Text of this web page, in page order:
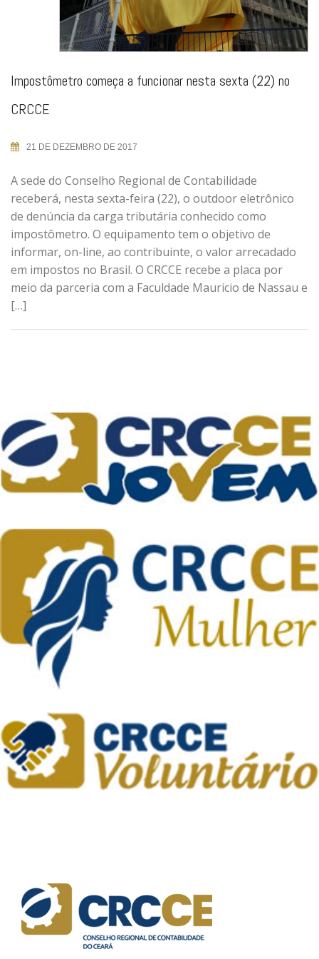
Impostômetro começa a funcionar nesta sexta (22) no
CRCCE
21 DE DEZEMBRO DE 2017
A sede do Conselho Regional de Contabilidade
receberá, nesta sexta-feira (22), o outdoor eletrônico
de denúncia da carga tributária conhecido como
impostômetro. O equipamento tem o objetivo de
informar, on-line, ao contribuinte, o valor arrecadado
em impostos no Brasil. O CRCCE recebe a placa por
meio da parceria com a Faculdade Mauricio de Nassau e
[…]